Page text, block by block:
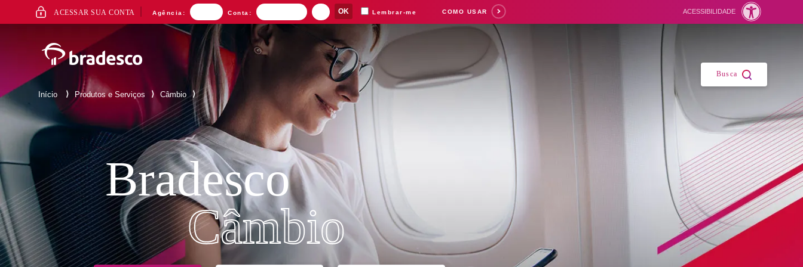
Busca
Fechar
Mais buscados
Separamos para você
Início ⟩ Produtos e Serviços ⟩ Câmbio ⟩
Bradesco
Câmbio
ACESSO
AO
BANKING
ACESSAR SUA CONTA Agência: Conta: Lembrar-me COMO USAR ACESSIBILIDADE